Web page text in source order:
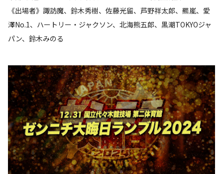
《出場者》諏訪魔、鈴木秀樹、佐藤光留、芦野祥太郎、羆嵐、愛
澤No.1、ハートリー・ジャクソン、北海熊五郎、黒潮TOKYOジャ
パン、鈴木みのる